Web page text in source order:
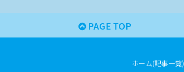
PAGE TOP
ホーム(記事一覧)